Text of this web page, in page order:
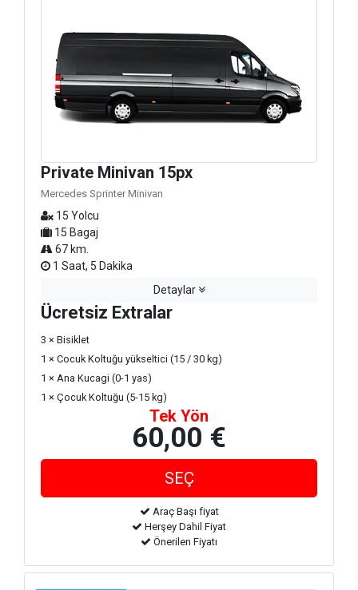
Private Minivan 15px
Mercedes Sprinter Minivan
15 Yolcu
15 Bagaj
67 km.
1 Saat, 5 Dakika
Detaylar
Ücretsiz Extralar
3 × Bisiklet
1 × Cocuk Koltuğu yükseltici (15 / 30 kg)
1 × Ana Kucagi (0-1 yas)
1 × Çocuk Koltuğu (5-15 kg)
Tek Yön
60,00 €
Araç Başı fiyat
Herşey Dahil Fiyat
Önerilen Fiyatı